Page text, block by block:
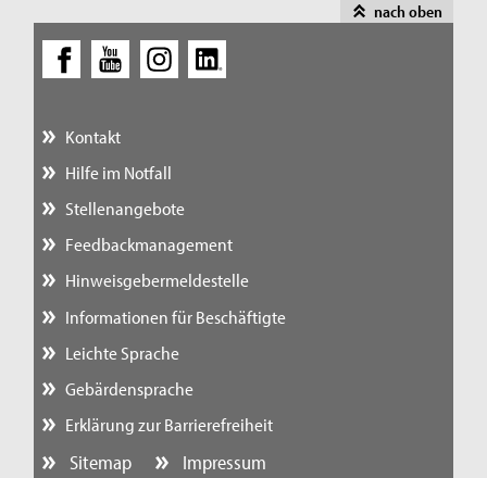
nach oben
Kontakt
Hilfe im Notfall
Stellenangebote
Feedbackmanagement
Hinweisgebermeldestelle
Informationen für Beschäftigte
Leichte Sprache
Gebärdensprache
Erklärung zur Barrierefreiheit
Sitemap Impressum